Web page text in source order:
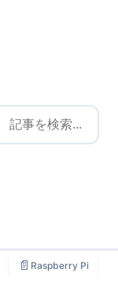
📄 Raspberry Pi